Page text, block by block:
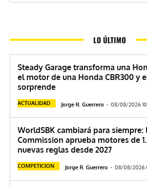
LO ÚLTIMO
Steady Garage transforma una
el motor de una Honda CBR300 y
sorprende
ACTUALIDAD Jorge R. Guerrero - 08/08/2026
WorldSBK cambiará para siempre:
Commission aprueba motores de
nuevas reglas desde 2027
COMPETICION Jorge R. Guerrero - 08/08/2026